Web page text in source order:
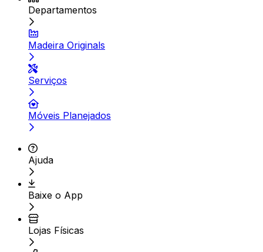
Departamentos
Madeira Originals
Serviços
Móveis Planejados
Ajuda
Baixe o App
Lojas Físicas